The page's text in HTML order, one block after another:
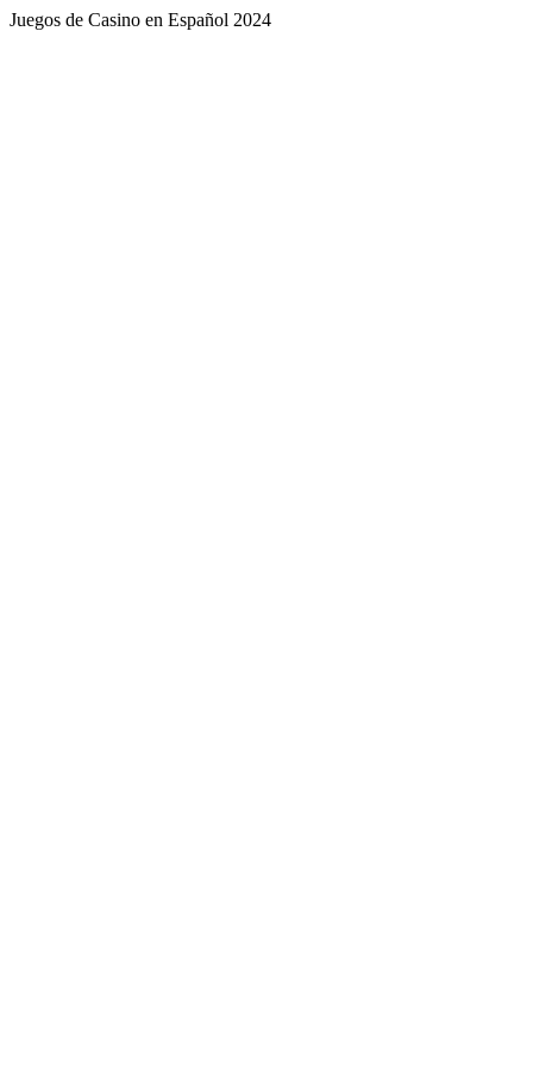
Juegos de Casino en Español 2024